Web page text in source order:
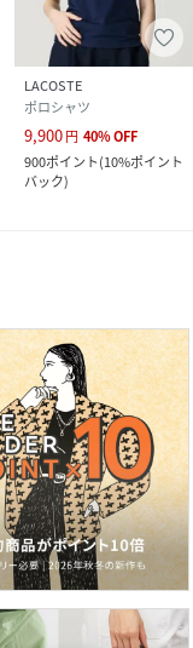
LACOSTE
ポロシャツ
9,900円 40%OFF
900ポイント(10%ポイント
バック)